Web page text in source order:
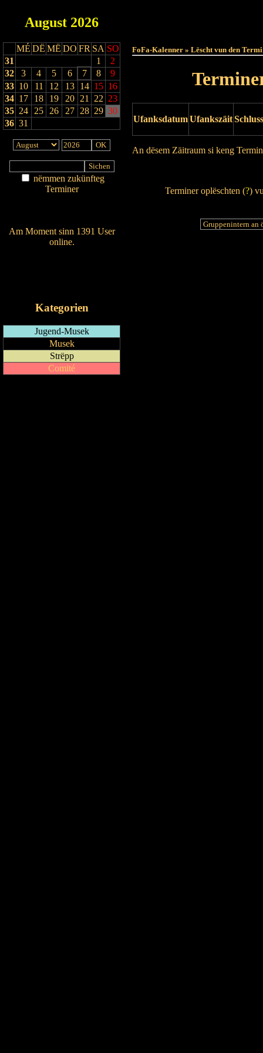
August 2026
MÉ DË MË DO FR SA SO
31
1
2
32
3 4 5 6 7 8
9
33 10 11 12 13 14 15 16
34 17 18 19 20 21 22 23
35 24 25 26 27 28 29 30
36 31
nëmmen zukünfteg
Terminer
Am Moment sinn 1391 User
online.
Kategorien
Jugend-Musek
Musek
Strëpp
Comité
FoFa-Kalenner » Lëscht vun den
UfanksdatumUfankszäit
An dësem Zäitraum si keng
Terminer oplëschten (?)